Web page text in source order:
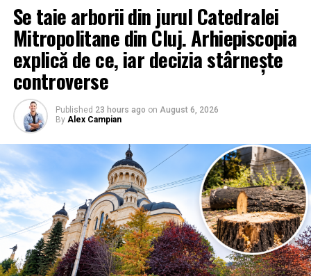
Se taie arborii din jurul Catedralei
Mitropolitane din Cluj. Arhiepiscopia
explică de ce, iar decizia stârnește
controverse
Published 23 hours ago on August 6, 2026
By Alex Campian